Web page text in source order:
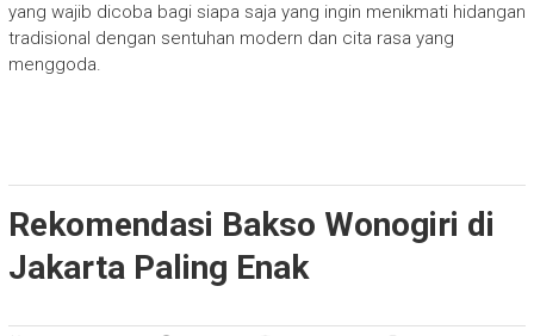
yang wajib dicoba bagi siapa saja yang ingin menikmati hidangan
tradisional dengan sentuhan modern dan cita rasa yang
menggoda.
Rekomendasi Bakso Wonogiri di
Jakarta Paling Enak